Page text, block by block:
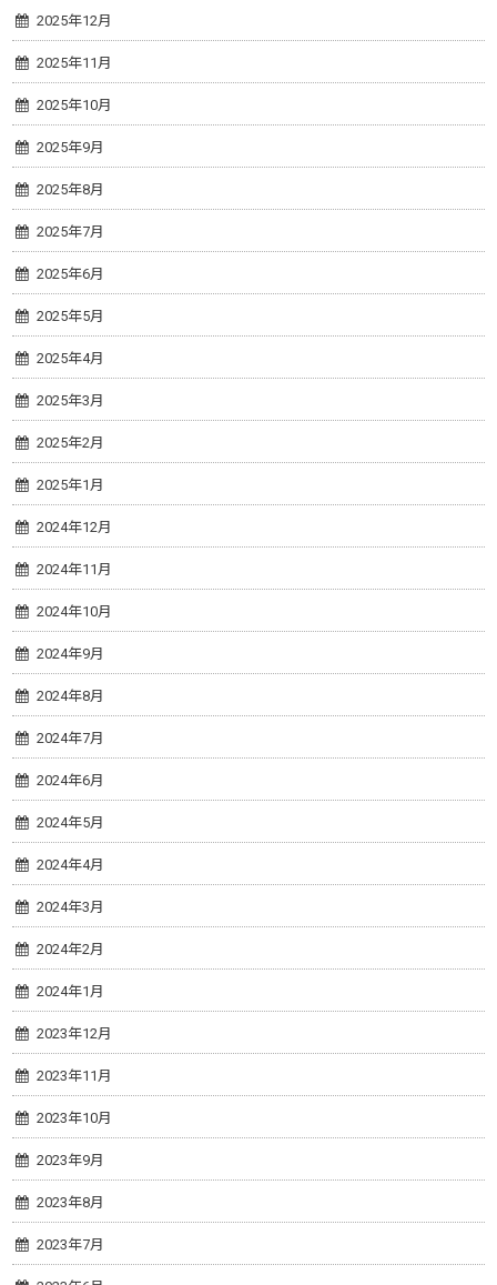
2025年12月
2025年11月
2025年10月
2025年9月
2025年8月
2025年7月
2025年6月
2025年5月
2025年4月
2025年3月
2025年2月
2025年1月
2024年12月
2024年11月
2024年10月
2024年9月
2024年8月
2024年7月
2024年6月
2024年5月
2024年4月
2024年3月
2024年2月
2024年1月
2023年12月
2023年11月
2023年10月
2023年9月
2023年8月
2023年7月